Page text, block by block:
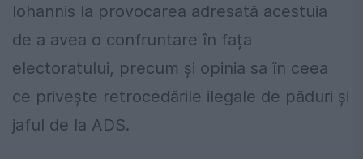
Iohannis la provocarea adresată acestuia
de a avea o confruntare în fața
electoratului, precum și opinia sa în ceea
ce privește retrocedările ilegale de păduri și
jaful de la ADS.